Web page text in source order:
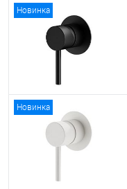
Новинка
Новинка